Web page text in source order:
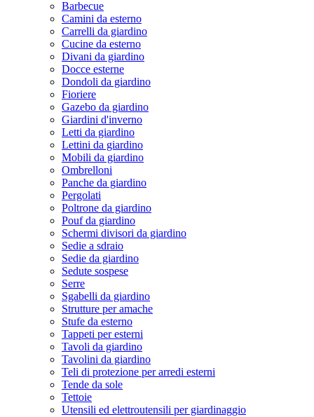
Barbecue
Camini da esterno
Carrelli da giardino
Cucine da esterno
Divani da giardino
Docce esterne
Dondoli da giardino
Fioriere
Gazebo da giardino
Giardini d'inverno
Letti da giardino
Lettini da giardino
Mobili da giardino
Ombrelloni
Panche da giardino
Pergolati
Poltrone da giardino
Pouf da giardino
Schermi divisori da giardino
Sedie a sdraio
Sedie da giardino
Sedute sospese
Serre
Sgabelli da giardino
Strutture per amache
Stufe da esterno
Tappeti per esterni
Tavoli da giardino
Tavolini da giardino
Teli di protezione per arredi esterni
Tende da sole
Tettoie
Utensili ed elettroutensili per giardinaggio